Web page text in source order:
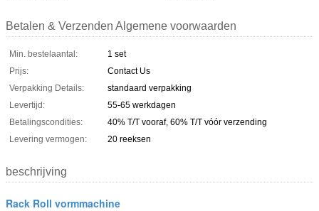
Betalen & Verzenden Algemene voorwaarden
Min. bestelaantal:
1 set
Prijs:
Contact Us
Verpakking Details:
standaard verpakking
Levertijd:
55-65 werkdagen
Betalingscondities:
40% T/T vooraf, 60% T/T vóór verzending
Levering vermogen:
20 reeksen
beschrijving
Rack Roll vormmachine